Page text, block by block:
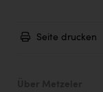
Seite drucken